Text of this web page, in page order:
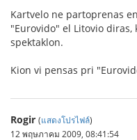
Kartvelo ne partoprenas
"Eurovido" el Litovio
spektaklon.
Kion vi pensas pri
Rogir (แสดงโปรไฟล์)
12 พฤษภาคม 2009, 08:41:54